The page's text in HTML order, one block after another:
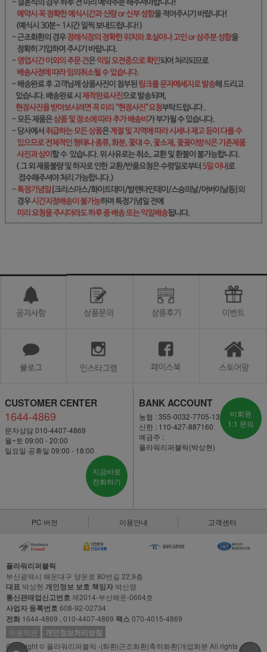
CUSTOMER CENTER
1644-4869
문자상담 010-4407-4869
월~토 09:00 - 20:00
일요일·공휴일 09:00 - 18:00
지금바로
전화하기
BANK ACCOUNT
농협 : 355-0032-7705-13
신한 : 110-427-887160
예금주 :
플라워리퍼블릭(박상현)
비회원
1:1 문의
PC 버전 이용안내 고객센터
플라워리퍼블릭
부산광역시 해운대구 양운로 80번길 22,9층
대표 박상현 개인정보 보호 책임자 박신영
통신판매업신고번호제2014-부산해운-0664호
사업자 등록번호608-92-02734
전화 1644-4869 , 010-4407-4869 팩스070-4015-4869
이용약관
개인정보처리방침
Copyright © 플라워리퍼블릭 -|화환|근조화환|축하화환|개업화분 All rights